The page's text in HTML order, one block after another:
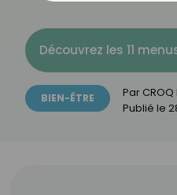
Découvrez les 11
BIEN-ÊTRE Par
Publié le